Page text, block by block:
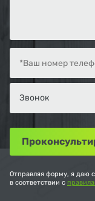
Отправляя форму, я даю
в соответствии с